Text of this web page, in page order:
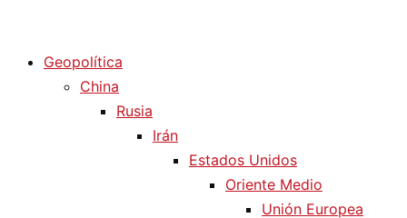
Geopolítica
China
Rusia
Irán
Estados Unidos
Oriente Medio
Unión Europea